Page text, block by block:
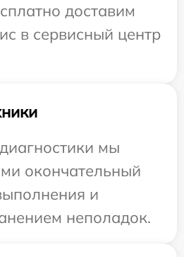
доставим
в сервисный центр
мы
окончательный
и
неполадок.